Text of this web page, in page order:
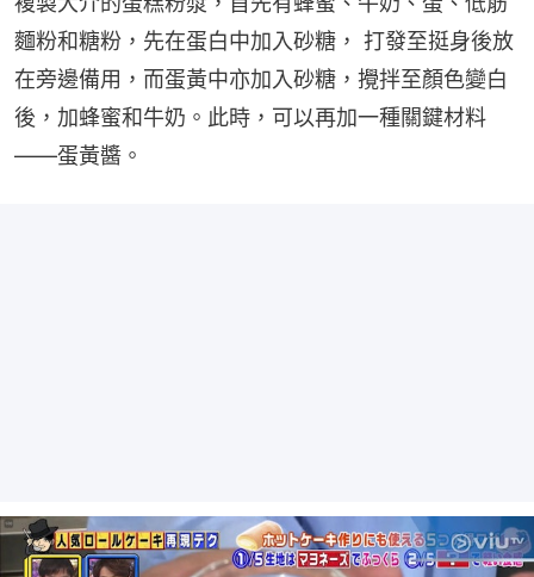
麵粉和糖粉，先在蛋白中加入砂糖， 打發至挺身後放
在旁邊備用，而蛋黃中亦加入砂糖，攪拌至顏色變白
後，加蜂蜜和牛奶。此時，可以再加一種關鍵材料
——蛋黃醬。